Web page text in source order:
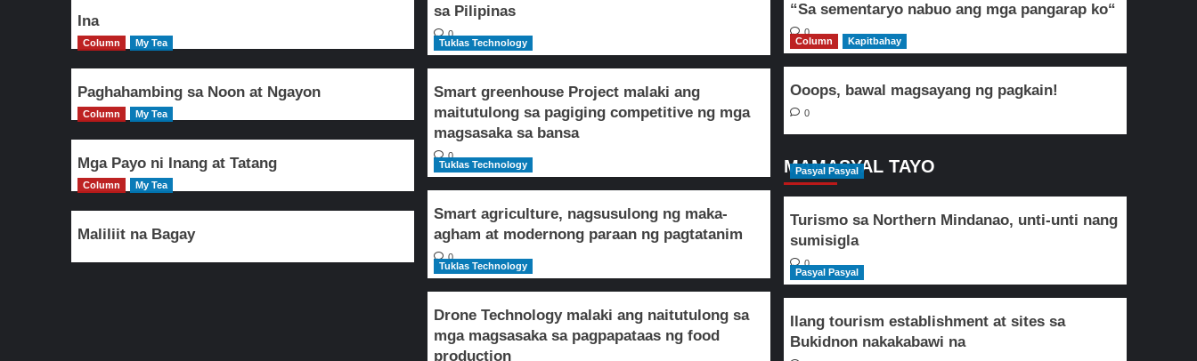
Ina
Column My Tea
Paghahambing sa Noon at Ngayon
Column My Tea
Mga Payo ni Inang at Tatang
Column My Tea
Maliliit na Bagay
sa Pilipinas
0
Tuklas Technology
Smart greenhouse Project malaki ang
maitutulong sa pagiging competitive ng mga
magsasaka sa bansa
0
Tuklas Technology
Smart agriculture, nagsusulong ng maka-
agham at modernong paraan ng pagtatanim
0
Tuklas Technology
Drone Technology malaki ang naitutulong sa
mga magsasaka sa pagpapataas ng food
production
“Sa sementaryo nabuo ang mga pangarap ko“
0
Column
Kapitbahay
Ooops, bawal magsayang ng pagkain!
0
MAMASYAL TAYO
Pasyal Pasyal
Turismo sa Northern Mindanao, unti-unti nang
sumisigla
0
Pasyal Pasyal
Ilang tourism establishment at sites sa
Bukidnon nakakabawi na